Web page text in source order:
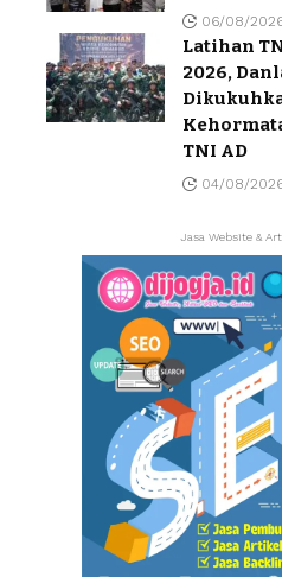
06/08/
Latihan
2026,
TNI AD
04/08/
Jasa Website &